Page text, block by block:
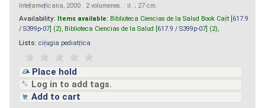
Interamericana, 2000 . 2 volumenes. : il. ; 27 cm.
Availability: Items available: Biblioteca Ciencias de la Salud Book Cart [ 617.9
/ S399p-07 ] (2), Biblioteca Ciencias de la Salud [ 617.9 / S399p-07 ] (2),
Lists: cirugia pediatrica
Place hold
Log in to add tags.
Add to cart